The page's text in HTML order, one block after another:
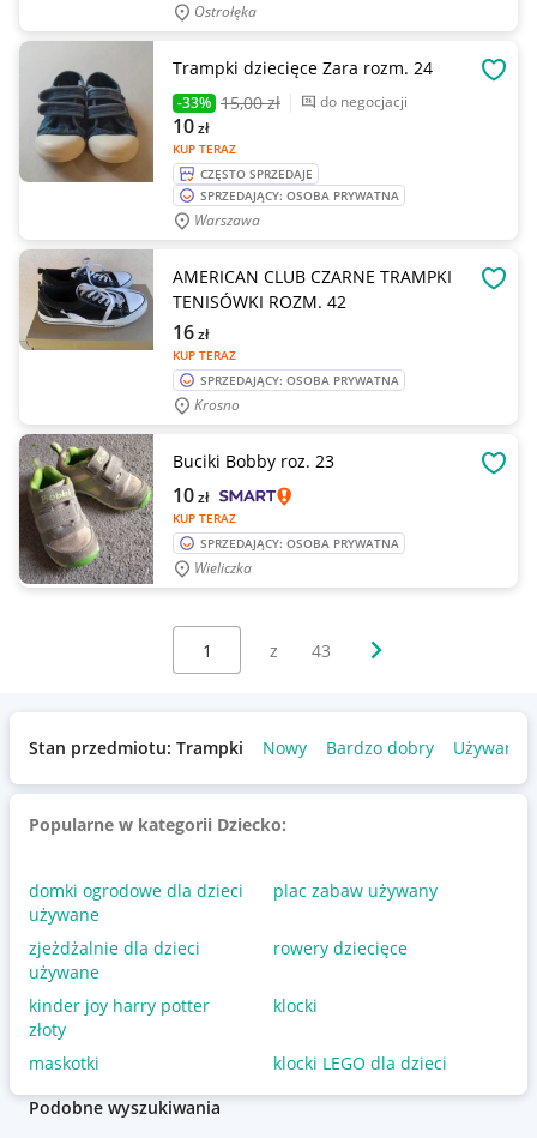
Ostrołęka
Trampki dziecięce Zara rozm. 24
-33% 15,00 zł do negocjacji
KUP TERAZ
10zł
CZĘSTO SPRZEDAJE
SPRZEDAJĄCY: OSOBA PRYWATNA
Warszawa
AMERICAN CLUB CZARNE TRAMPKI
TENISÓWKI ROZM. 42
KUP TERAZ
16zł
SPRZEDAJĄCY: OSOBA PRYWATNA
Krosno
Buciki Bobby roz. 23
KUP TERAZ
10zł
SPRZEDAJĄCY: OSOBA PRYWATNA
Wieliczka
Wybierz stronę:
z 43 Następna strona
Stan przedmiotu: Trampki Nowy Bardzo dobry Używany
Popularne w kategorii Dziecko:
domki ogrodowe dla dzieci
używane
plac zabaw używany
zjeżdżalnie dla dzieci
używane
rowery dziecięce
kinder joy harry potter
złoty
klocki
maskotki
klocki LEGO dla dzieci
Podobne wyszukiwania